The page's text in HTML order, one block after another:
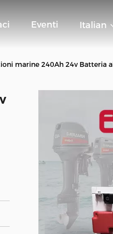
Eventi Italian
marine 240Ah 24v Batteria